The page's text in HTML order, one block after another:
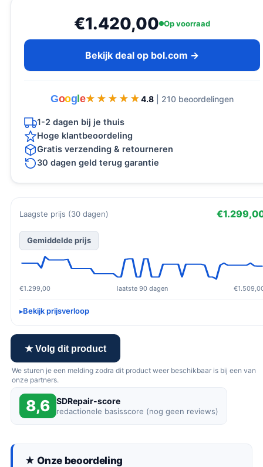
€1.420,00 Op voorraad
Bekijk deal op bol.com →
Goog e★★★★★
★★★★★ 4.8 | 210 beoordelingen
1-2 dagen bij je thuis
Hoge klantbeoordeling
Gratis verzending & retourneren
30 dagen geld terug garantie
Laagste prijs (30 dagen)
Gemiddelde prijs
€1.299,00 laatste 90 dagen
Bekijk prijsverloop
★ Volg dit product
We sturen je een melding zodra dit product weer beschikbaar is bij een van
onze partners.
8,6 SDRepair-score
redactionele basisscore (nog geen reviews)
★ Onze beoordeling